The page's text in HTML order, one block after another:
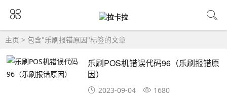
主页 > 包含"乐刷报错原因"标签的文章
乐刷POS机错误代码96（乐刷报错原
因）
2023-09-04 1680